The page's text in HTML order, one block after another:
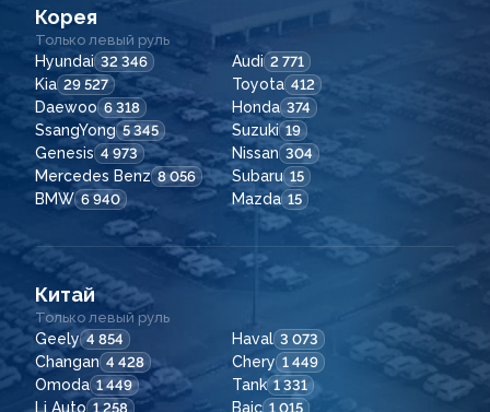
Корея
Только левый руль
Hyundai 32 346 Audi 2 771
Kia 29 527 Toyota 412
Daewoo 6 318 Honda 374
SsangYong 5 345 Suzuki 19
Genesis 4 973 Nissan 304
Mercedes Benz 8 056 Subaru 15
BMW 6 940 Mazda 15
Китай
Только левый руль
Geely 4 854 Haval 3 073
Changan 4 428 Chery 1 449
Omoda 1 449 Tank 1 331
Li Auto 1 258 Baic 1 015